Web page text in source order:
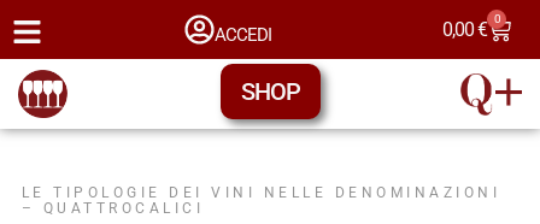
ACCEDI 0,00€ 0
SHOP
LE TIPOLOGIE DEI VINI NELLE DENOMINAZIONI
– QUATTROCALICI